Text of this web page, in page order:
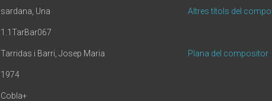
sardana, Una Altres títols del
1.1TarBar067
Tarridas i Barri, Josep Maria Plana del compositor
1974
Cobla+